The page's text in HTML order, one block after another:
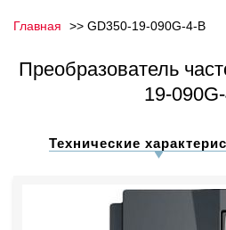
Главная GD350-19-090G-4-B
Преобразователь
19-
Технические